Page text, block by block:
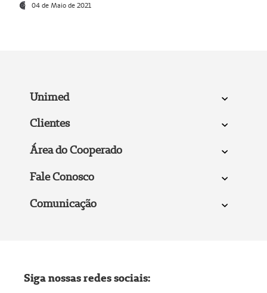
04 de Maio de 2021
Unimed
Clientes
Área do Cooperado
Fale Conosco
Comunicação
Siga nossas redes sociais: